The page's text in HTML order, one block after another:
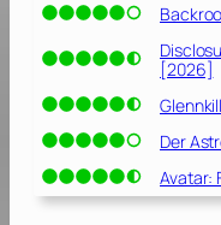
[2026]
Der
Avatar: